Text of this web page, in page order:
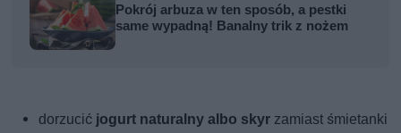
Pokrój arbuza w ten sposób, a pestki
same wypadną! Banalny trik z nożem
dorzucić jogurt naturalny albo skyr zamiast śmietanki